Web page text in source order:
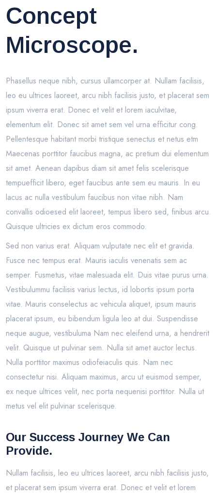
Concept
Microscope.
Phasellus neque nibh, cursus ullamcorper at. Nullam facilisis,
leo eu ultrices laoreet, arcu nibh facilisis justo, et placerat sem
ipsum viverra erat. Donec et velit et lorem iaculvitae,
elementum elit. Donec sit amet sem vel urna efficitur cong.
Pellentesque habitant morbi tristique senectus et netus etm
Maecenas porttitor faucibus magna, ac pretium dui elementum
sit amet. Aenean dapibus diam sit amet felis scelerisque
tempuefficit libero, eget faucibus ante sem eu mauris. In eu
lacus ac nulla vestibulum faucibus non vitae nibh. Nam
convallis odioesed elit laoreet, tempus libero sed, finibus arcu.
Quisque ultricies ex dictum eros commodo.
Sed non varius erat. Aliquam vulputate nec elit et gravida.
Fusce nec tempus erat. Mauris iaculis venenatis sem ac
semper. Fusmetus, vitae malesuada elit. Duis vitae purus urna.
Vestibulummu facilisis varius lectus, id lobortis ipsum porta
vitae. Mauris conselectus ac vehicula aliquet, ipsum mauris
placerat ipsum, eu bibendum ligula leo at dui. Suspendisse
neque augue, vestibuluma Nam nec eleifend urna, a hendrerit
velit. Quisque ut pulvinar sem. Nulla sit amet auctor lectus.
Nulla porttitor maximus odiofeiaculis quis. Nam nec
consectetur nisi. Aliquam maximus, arcu ut euismod semper,
ex neque ultrices velit, nec porta nequenisi porttitor. Nulla ut
metus vel elit pulvinar scelerisque.
Our Success Journey We Can
Provide.
Nullam facilisis, leo eu ultrices laoreet, arcu nibh facilisis justo,
et placerat sem ipsum viverra erat. Donec et velit et lorem